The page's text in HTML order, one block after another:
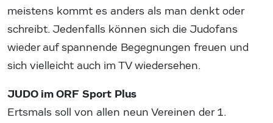
meistens kommt es anders als man denkt oder
schreibt. Jedenfalls können sich die Judofans
wieder auf spannende Begegnungen freuen und
sich vielleicht auch im TV wiedersehen.
JUDO im ORF Sport Plus
Ertsmals soll von allen neun Vereinen der 1.